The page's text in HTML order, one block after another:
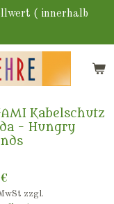
( innerhalb
Kabelschutz
- Hungry
zzgl.